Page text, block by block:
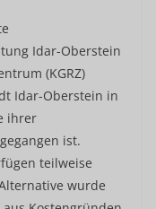
Idar-Oberstein
(KGRZ)
Idar-Oberstein in
ihrer
ist.
teilweise
wurde